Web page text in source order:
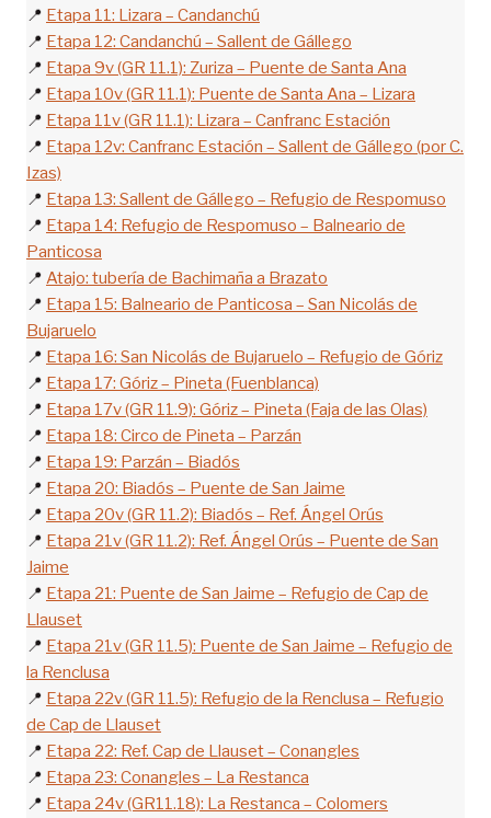
📍 Etapa 11: Lizara – Candanchú
📍 Etapa 12: Candanchú – Sallent de Gállego
📍 Etapa 9v (GR 11.1): Zuriza – Puente de Santa Ana
📍 Etapa 10v (GR 11.1): Puente de Santa Ana – Lizara
📍 Etapa 11v (GR 11.1): Lizara – Canfranc Estación
📍 Etapa 12v: Canfranc Estación – Sallent de Gállego (por C.
Izas)
📍 Etapa 13: Sallent de Gállego – Refugio de Respomuso
📍 Etapa 14: Refugio de Respomuso – Balneario de
Panticosa
📍 Atajo: tubería de Bachimaña a Brazato
📍 Etapa 15: Balneario de Panticosa – San Nicolás de
Bujaruelo
📍 Etapa 16: San Nicolás de Bujaruelo – Refugio de Góriz
📍 Etapa 17: Góriz – Pineta (Fuenblanca)
📍 Etapa 17v (GR 11.9): Góriz – Pineta (Faja de las Olas)
📍 Etapa 18: Circo de Pineta – Parzán
📍 Etapa 19: Parzán – Biadós
📍 Etapa 20: Biadós – Puente de San Jaime
📍 Etapa 20v (GR 11.2): Biadós – Ref. Ángel Orús
📍 Etapa 21v (GR 11.2): Ref. Ángel Orús – Puente de San
Jaime
📍 Etapa 21: Puente de San Jaime – Refugio de Cap de
Llauset
📍 Etapa 21v (GR 11.5): Puente de San Jaime – Refugio de
la Renclusa
📍 Etapa 22v (GR 11.5): Refugio de la Renclusa – Refugio
de Cap de Llauset
📍 Etapa 22: Ref. Cap de Llauset – Conangles
📍 Etapa 23: Conangles – La Restanca
📍 Etapa 24v (GR11.18): La Restanca – Colomers